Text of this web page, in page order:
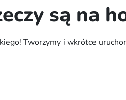
są na
Tworzymy i wkrótce